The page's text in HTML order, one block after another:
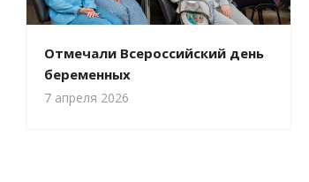
Отмечали Всероссийский день
беременных
7 апреля 2026